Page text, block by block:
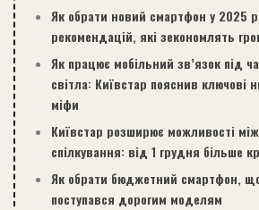
Як обрати новий смартфон у 2025
рекомендацій, які зекономлять
Як працює мобільний зв’язок під
світла: Київстар пояснив ключові
міфи
Київстар розширює можливості
спілкування: від 1 грудня більше
Як обрати бюджетний смартфон,
поступався дорогим моделям